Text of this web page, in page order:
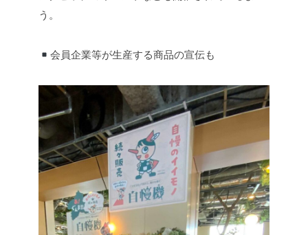
う。
会員企業等が生産する商品の宣伝も